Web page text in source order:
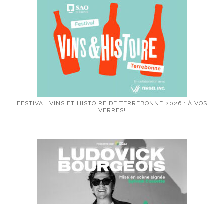
FESTIVAL VINS ET HISTOIRE DE TERREBONNE 2026 : À VOS
VERRES!